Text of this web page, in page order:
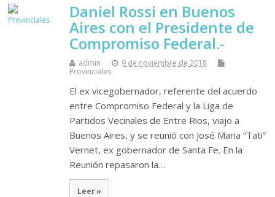
Daniel Rossi en Buenos
Aires con el Presidente de
Compromiso Federal.-
admin
9 de noviembre de 2018
Provinciales
El ex vicegobernador, referente del acuerdo
entre Compromiso Federal y la Liga de
Partidos Vecinales de Entre Rios, viajo a
Buenos Aires, y se reunió con José Maria “Tati”
Vernet, ex gobernador de Santa Fe. En la
Reunión repasaron la…
Leer »